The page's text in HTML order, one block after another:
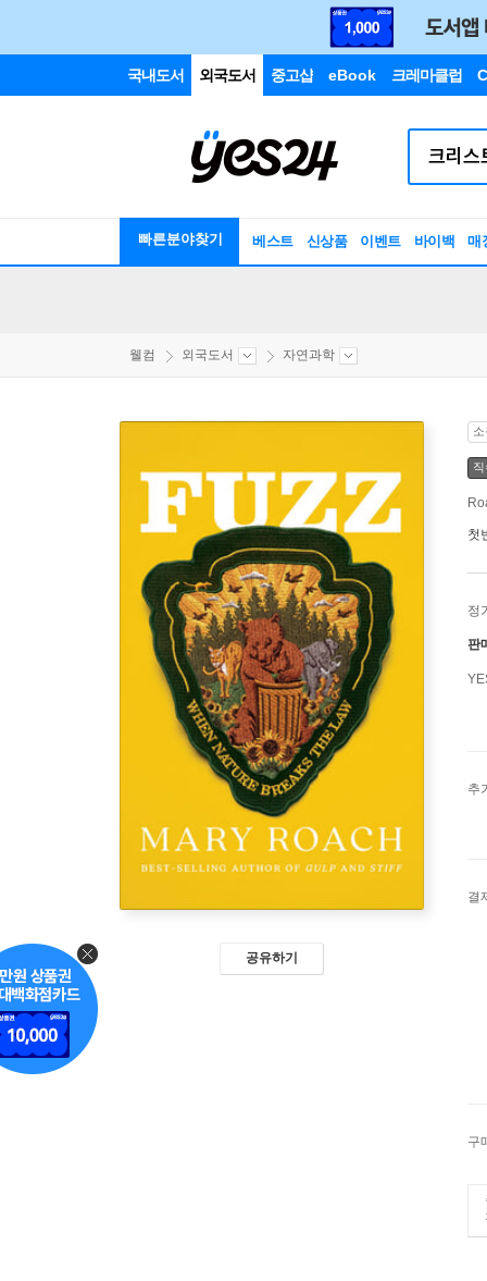
국내도서 외국도서 중고샵 eBook 크레마클럽
빠른분야찾기 베스트 신상품 이벤트 바이백 매
웰컴 외국도서 자연과학
공유하기
첫
정
판
추
결
구